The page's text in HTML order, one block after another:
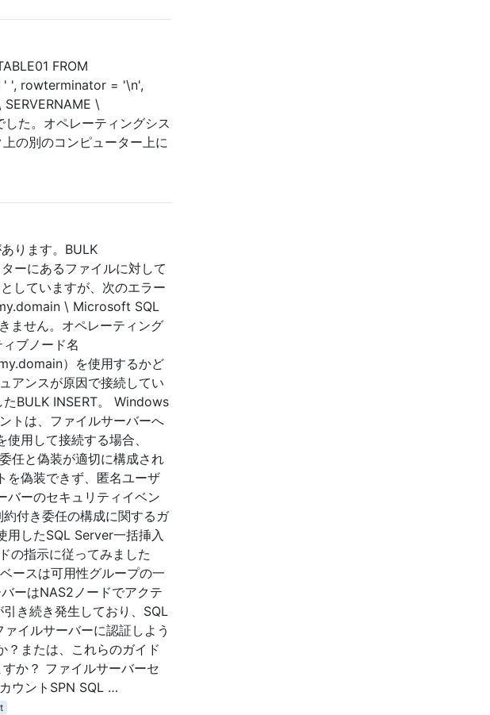
FROM
' ', rowterminator = '\n',
\
た。オペレーティングシス
の別のコンピューター上に
ります。BULK
ーにあるファイルに対して
していますが、次のエラー
\ Microsoft SQL
ません。オペレーティング
ブノード名
）を使用するかど
アンスが原因で接続してい
BULK INSERT。 Windows
トは、ファイルサーバーへ
用して接続する場合、
任と偽装が適切に構成され
を偽装できず、匿名ユーザ
バーのセキュリティイベン
付き委任の構成に関するガ
用したSQL Server一括挿入
の指示に従ってみました
ースは可用性グループの一
ーはNAS2ノードでアクテ
き続き発生しており、SQL
イルサーバーに認証しよう
？または、これらのガイド
か？ ファイルサーバーセ
ウントSPN SQL …